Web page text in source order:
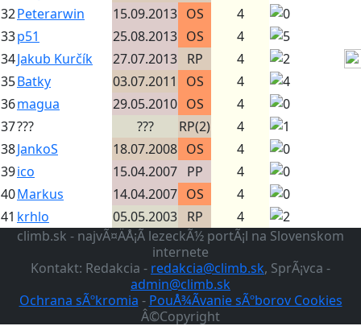
32Peterarwin 15.09.2013 OS
4
33p51 25.08.2013 OS
4
34Jakub Kurčík 27.07.2013 RP
4
35Batky 03.07.2011 OS
4
36magua 29.05.2010 OS
4
37??? ??? RP(2)
4
38JankoS 18.07.2008 OS
4
39ico 15.04.2007 PP
4
40Markus 14.04.2007 OS
4
41 krhlo 05.05.2003 RP
4
climb.sk - najvÃ¤ÄÅ¡Ã­ lezeckÃ½ portÃ¡l na Slovenskom
internete
Kontakt: Redakcia - redakcia@climb.sk, SprÃ¡vca -
admin@climb.sk
Ochrana sÃºkromia - PouÅ¾Ã­vanie sÃºborov Cookies
Â©Copyright